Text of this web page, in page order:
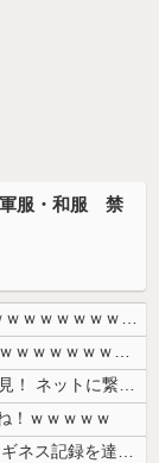
軍服・和服 禁
【画像】 北海道の1500万の中古物件、レベチｗｗｗｗｗｗｗｗｗｗｗｗ...
【画像】24歳の人妻さん、露天風呂で撮られるｗｗｗｗｗｗｗｗｗｗｗｗ...
【衝撃】中国製ルーター20機種にバックドア発見！ ネットに繋ぐだけで3...
！ｗｗｗｗｗ
【朗報】日産e-power、無給油で1980km走行しギネス記録を達成...